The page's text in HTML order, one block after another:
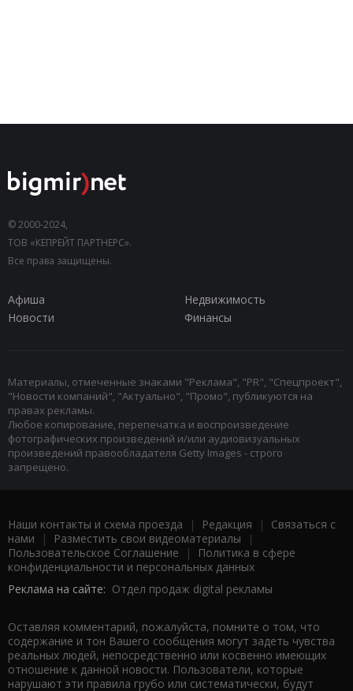
© 2000-2024,
ТОВ «КЕПРЕЙТ ПАРТНЕРС».
Все права защищены.
Афиша
Недвижимость
Новости
Финансы
Материалы, отмеченные знаками "Реклама", "PR", "Спецпроект",
"Новости компаний", "Актуально", "Промо", публикуются на
правах рекламы.
Любое копирование, перепечатка и воспроизведение
фотографических произведений и/или аудиовизуальных
произведений правообладателя Getty Images - строго
запрещено.
Наши контакты и схема проезда | Редакция | Связаться с
нами | Разместить свои видеоматериалы |
Пользовательское Соглашение |
Политика в сфере
конфиденциальности и персональных данных
Реклама на сайте: Отдел продаж digital рекламы
Оставляя комментарий, пожалуйста, помните о том, что
содержание и тон Вашего сообщения могут задеть чувства
реальных людей, непосредственно или косвенно имеющих
отношение к данной новости. Пользователи, которые
нарушают эти правила грубо или систематически, будут